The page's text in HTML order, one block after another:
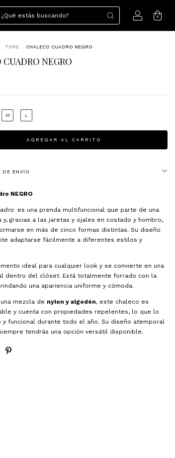
0
TOPS CHALECO CUADRO NEGRO
NEGRO
M L
DE ENVÍO
NEGRO
es una prenda multifuncional que parte de una
y, gracias a las jaretas y ojales en costado y hombro,
en más de cinco formas distintas. Su diseño
adaptarse fácilmente a diferentes estilos y
ideal para cualquier look y se convierte en una
dentro del clóset. Está totalmente forrado con la
una apariencia uniforme y cómoda.
mezcla de nylon y algodón, este chaleco es
y cuenta con propiedades repelentes, lo que lo
y funcional durante todo el año. Su diseño atemporal
tendrás una opción versátil disponible.